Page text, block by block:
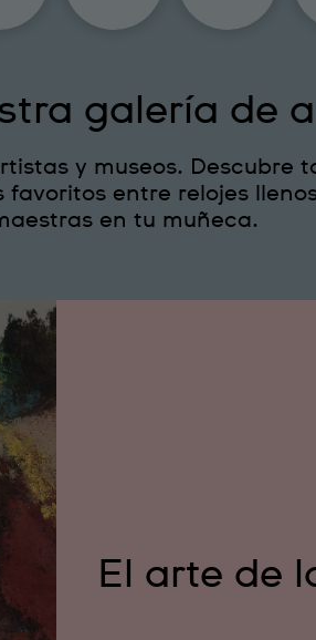
galería de
y museos. Descubre
entre relojes
en tu muñeca.
El arte de